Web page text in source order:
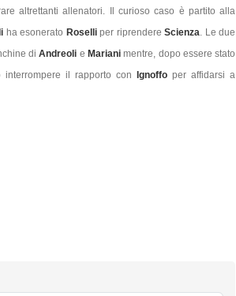
altrettanti allenatori. Il curioso caso è partito alla
ha esonerato Roselliper riprendereScienza. Le due
diAndreoli eMarianimentre, dopo essere stato
interrompere il rapporto conIgnoffoper affidarsi a